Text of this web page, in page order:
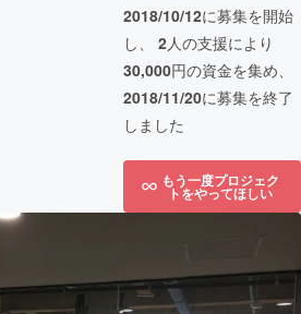
2018/10/12に募集を開始
し、 2人の支援により
30,000円の資金を集め、
2018/11/20に募集を終了
しました
もう一度プロジェク
トをやってほしい